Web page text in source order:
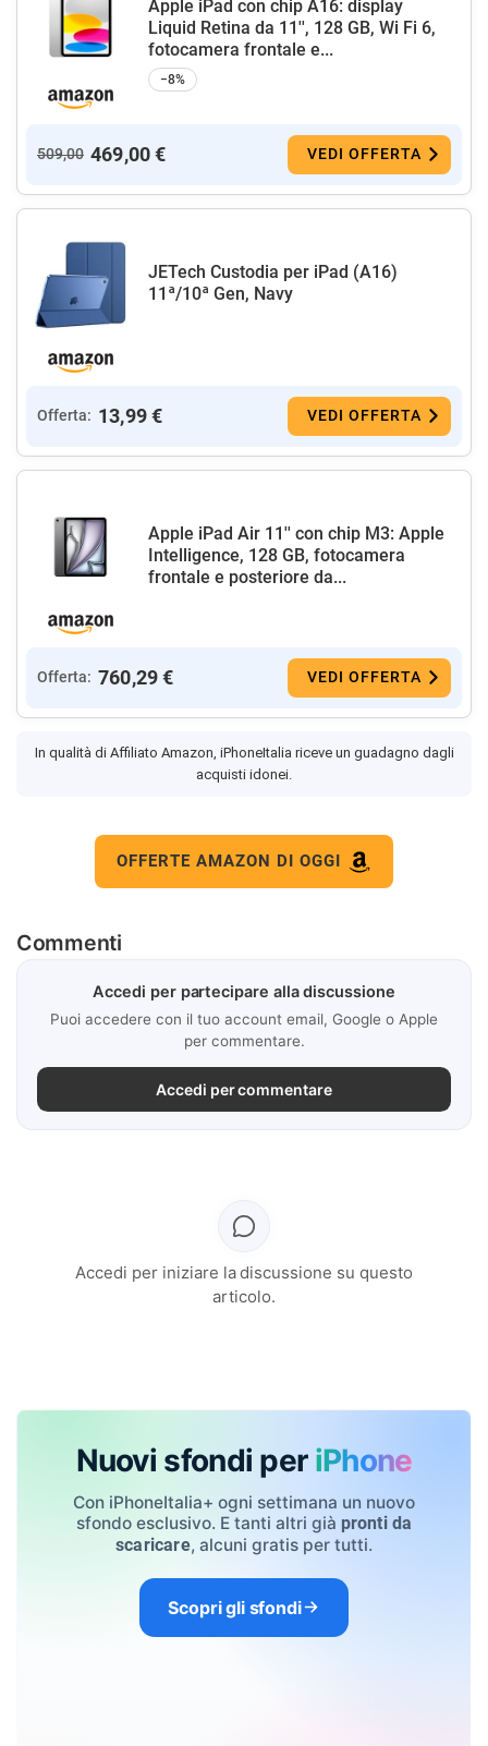
Apple iPad con chip A16: display
Liquid Retina da 11'', 128 GB, Wi Fi 6,
fotocamera frontale e...
−8%
509,00 469,00 € VEDI OFFERTA
JETech Custodia per iPad (A16)
11ª/10ª Gen, Navy
Offerta: 13,99 € VEDI OFFERTA
Apple iPad Air 11'' con chip M3: Apple
Intelligence, 128 GB, fotocamera
frontale e posteriore da...
Offerta: 760,29 € VEDI OFFERTA
In qualità di Affiliato Amazon, iPhoneItalia riceve un guadagno dagli
acquisti idonei.
OFFERTE AMAZON DI OGGI
Commenti
Accedi per partecipare alla discussione
Puoi accedere con il tuo account email, Google o Apple
per commentare.
Accedi per commentare
Accedi per iniziare la discussione su questo
articolo.
Nuovi sfondi per iPhone
Con iPhoneItalia+ ogni settimana un nuovo
sfondo esclusivo. E tanti altri già pronti da
scaricare, alcuni gratis per tutti.
Scopri gli sfondi